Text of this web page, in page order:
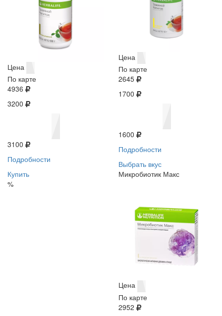
Цена
По карте
4936
3200
3100
Подробности
Купить
%
Цена
По карте
2645
1700
1600
Подробности
Выбрать вкус
Микробиотик Макс
Цена
По карте
2952